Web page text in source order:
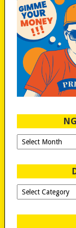
Ngeblog
Sejak
Dipilih-
dipilih..